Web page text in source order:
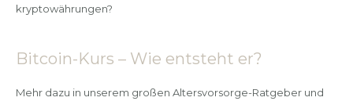
kryptowährungen?
Bitcoin-Kurs – Wie entsteht er?
Mehr dazu in unserem großen Altersvorsorge-Ratgeber und